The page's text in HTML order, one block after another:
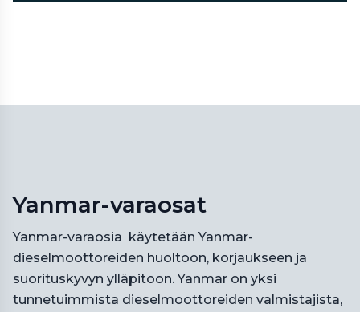
Yanmar-varaosat
Yanmar-varaosia käytetään Yanmar-
dieselmoottoreiden huoltoon, korjaukseen ja
suorituskyvyn ylläpitoon. Yanmar on yksi
tunnetuimmista dieselmoottoreiden valmistajista,